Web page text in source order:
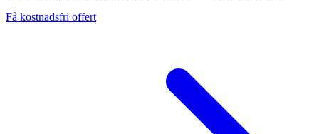
Få kostnadsfri offert